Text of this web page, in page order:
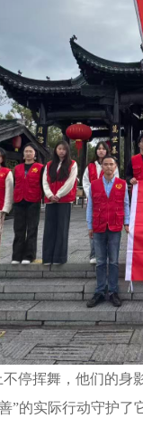
挥舞，他们的身
”的实际行动守护